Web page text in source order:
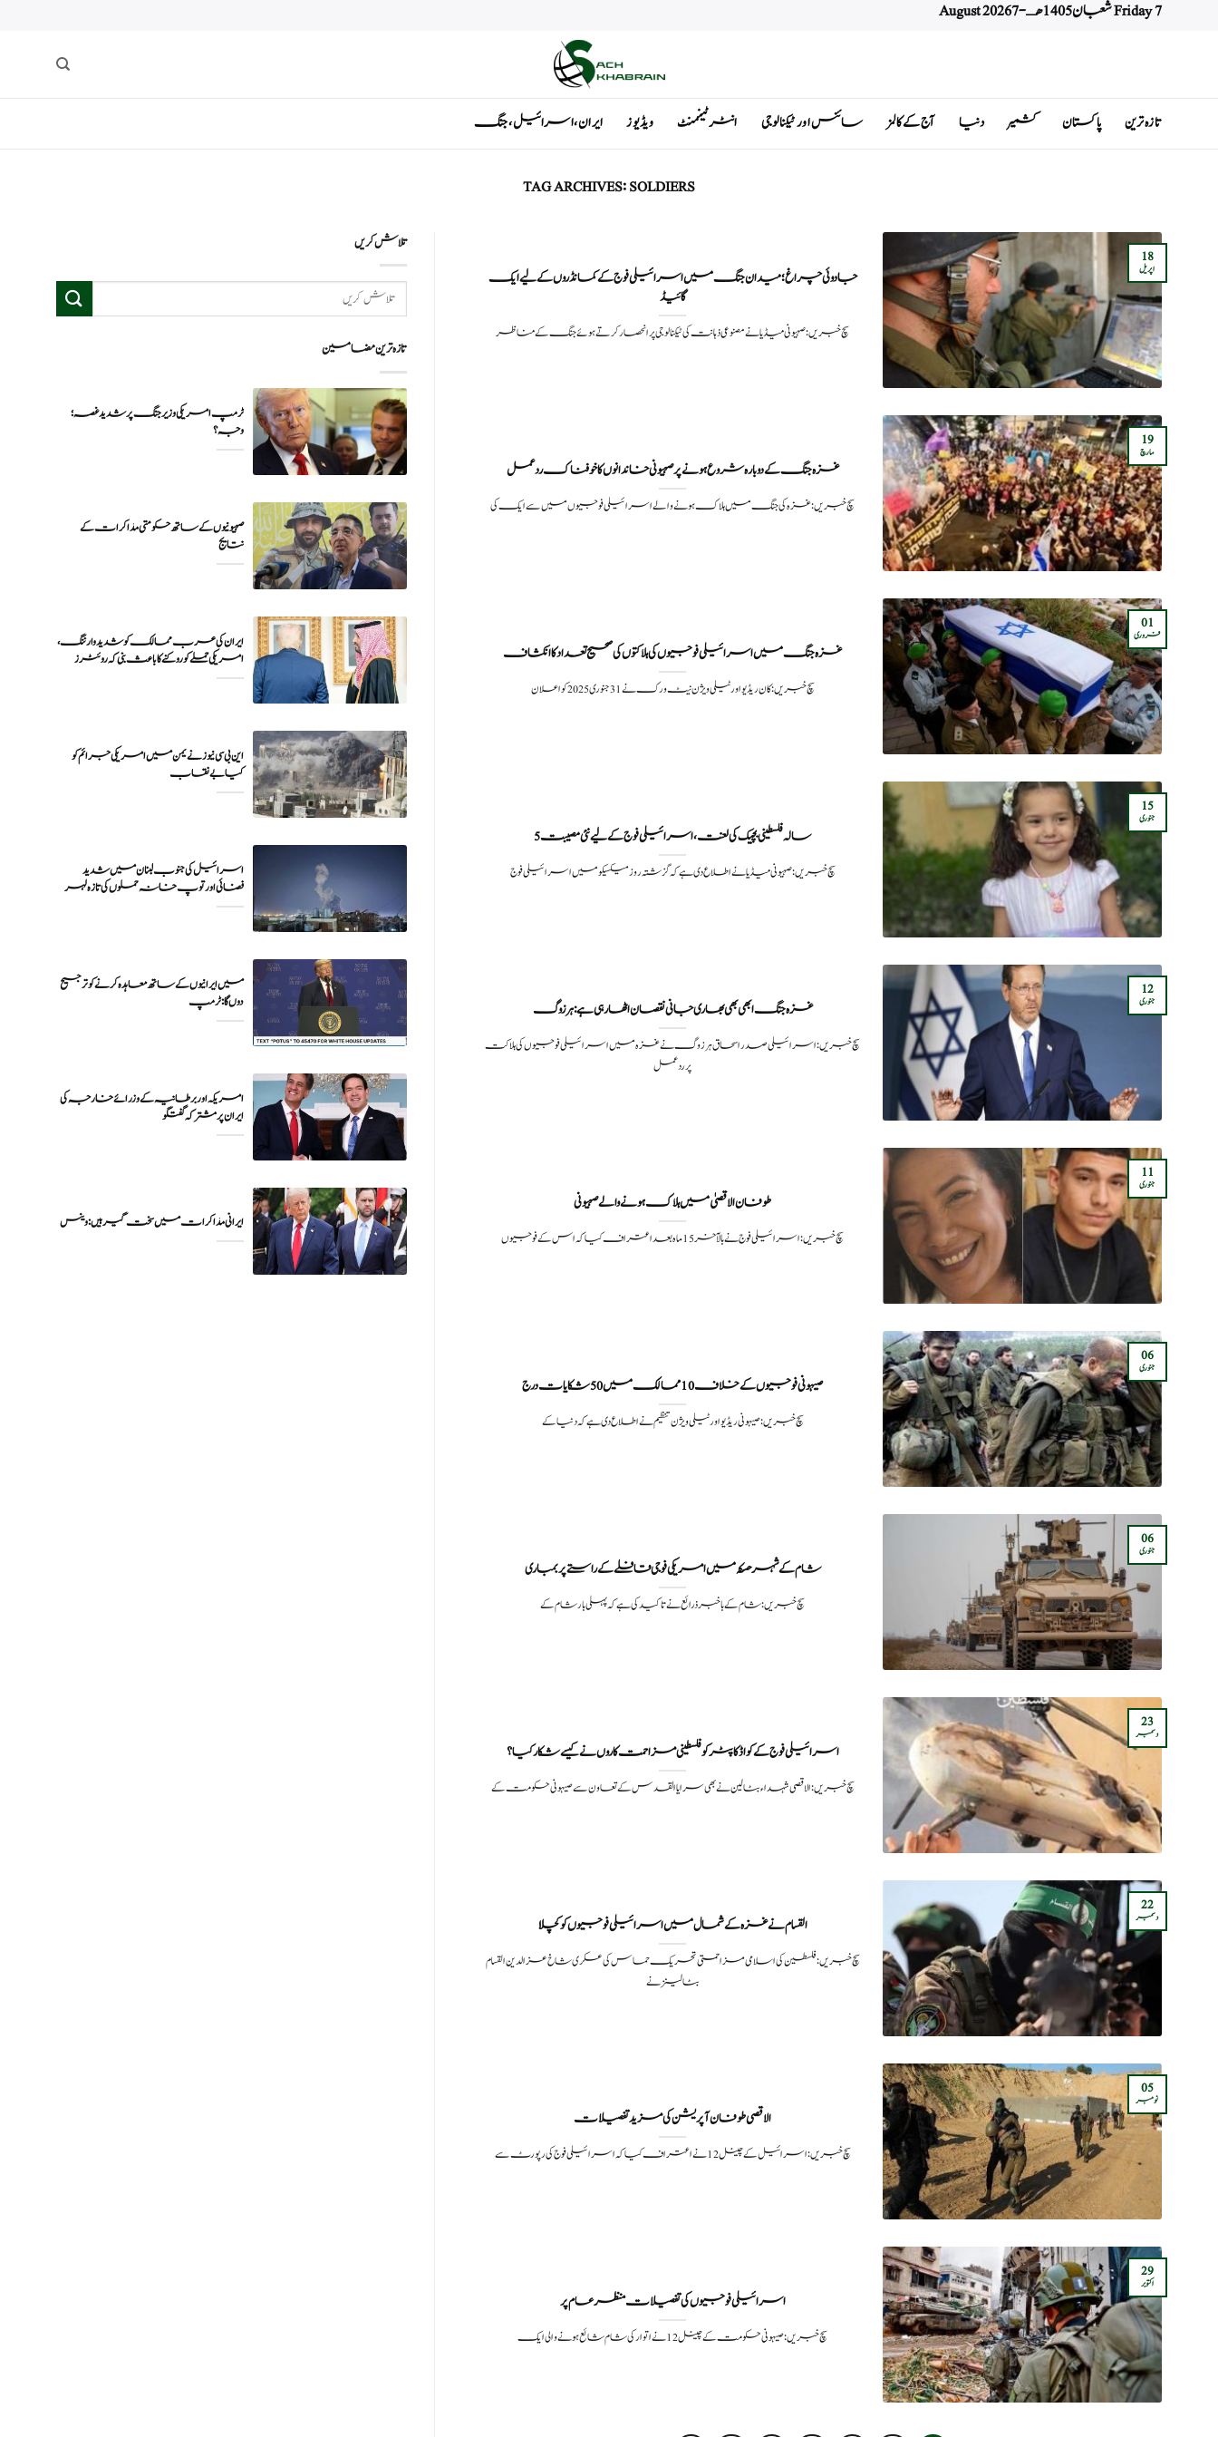
Friday 7 شعبان 1405 هـ - 7 August 2026
تازہ ترین پاکستان کشمیر دنیا آج کے کالمز سائنس اور ٹیکنالوجی انٹرٹینمنٹ ویڈیوز ایران ، اسرائیل ، جنگ
TAG ARCHIVES:SOLDIERS
جادوئی چراغ ؛ میدان جنگ میں اسرائیلی فوج کے کمانڈروں کے لیے ایک
گائیڈ
سچ خبریں: صہیونی میڈیا نے مصنوعی ذہانت کی ٹیکنالوجی پر انحصار کرتے ہوئے جنگ کے مناظر
18
اپریل
غزہ جنگ کے دوبارہ شروع ہونے پر صہیونی خاندانوں کا خوفناک ردعمل
سچ خبریں: غزہ کی جنگ میں ہلاک ہونے والے اسرائیلی فوجیوں میں سے ایک کی
19
مارچ
غزہ جنگ میں اسرائیلی فوجیوں کی ہلاکتوں کی صحیح تعداد کا انکشاف
سچ خبریں: کان ریڈیو اور ٹیلی ویژن نیٹ ورک نے 31 جنوری 2025 کو اعلان
01
فروری
5 سالہ فلسطینی بچیک کی لعنت، اسرائیلی فوج کے لیے نئی مصیبت
سچ خبریں: صہیونی میڈیا نے اطلاع دی ہے کہ گزشتہ روز میکسیکو میں اسرائیلی فوج
15
جنوری
غزہ جنگ ابھی بھی بھاری جانی نقصان اٹھا رہی ہے: ہرزوگ
سچ خبریں: اسرائیلی صدر اسحاق ہرزوگ نے ​​غزہ میں اسرائیلی فوجیوں کی ہلاکت
پر ردعمل
12
جنوری
طوفان الاقصیٰ میں ہلاک ہونے والے صہیونی
سچ خبریں: اسرائیلی فوج نے بالآخر 15 ماہ بعد اعتراف کیا کہ اس کے فوجیوں
11
جنوری
صیہونی فوجیوں کے خلاف 10 ممالک میں 50 شکایات درج
سچ خبریں: صیہونی ریڈیو اور ٹیلی ویژن تنظیم نے اطلاع دی ہے کہ دنیا کے
06
جنوری
شام کے شہر حسکہ میں امریکی فوجی قافلے کے راستے پر بمباری
سچ خبریں: شام کے باخبر ذرائع نے تاکید کی ہے کہ پہلی بار شام کے
06
جنوری
اسرائیلی فوج کے کواڈ کاپٹر کو فلسطینی مزاحمت کاروں نے کیسے شکار کیا ؟
سچ خبریں: الاقصی شہداء بٹالین نے بھی سرایا القدس کے تعاون سے صیہونی حکومت کے
23
دسمبر
القسام نے غزہ کے شمال میں اسرائیلی فوجیوں کو کچلا
سچ خبریں: فلسطین کی اسلامی مزاحمتی تحریک حماس کی عسکری شاخ عزالدین القسام
بٹالینز نے
22
دسمبر
الاقصی طوفان آپریشن کی مزید تفصیلات
سچ خبریں: اسرائیل کے چینل 12 نے اعتراف کیا کہ اسرائیلی فوج کی رپورٹ سے
05
نومبر
اسرائیلی فوجیوں کی تفصیلات منظر عام پر
سچ خبریں: صیہونی حکومت کے چینل 12 نے اتوار کی شام شائع ہونے والی ایک
29
اکتوبر
تلاش کریں
تازہ ترین مضامین
ٹرمپ امریکی وزیر جنگ پر شدید غصہ؛
وجہ ؟
صہیونیوں کے ساتھ حکومتی مذاکرات کے
نتایج
ایران کی عرب ممالک کو شدید وارننگ،
امریکی حملے کو روکنے کا باعث بنی کہ روئٹرز
این بی سی نیوز نے یمن میں امریکی جرائم کو
اسرائیل کی جنوب لبنان میں شدید
فضائی اور توپ خانہ حملوں کی تازہ لہر
میں ایرانیوں کے ساتھ معاہدہ کرنے کو ترجیح
دوں گا : ٹرمپ
امریکہ اور برطانیہ کے وزرائے خارجہ کی
ایران پر مشترکہ گفتگو
ایرانی مذاکرات میں سخت گیر ہیں: وینس